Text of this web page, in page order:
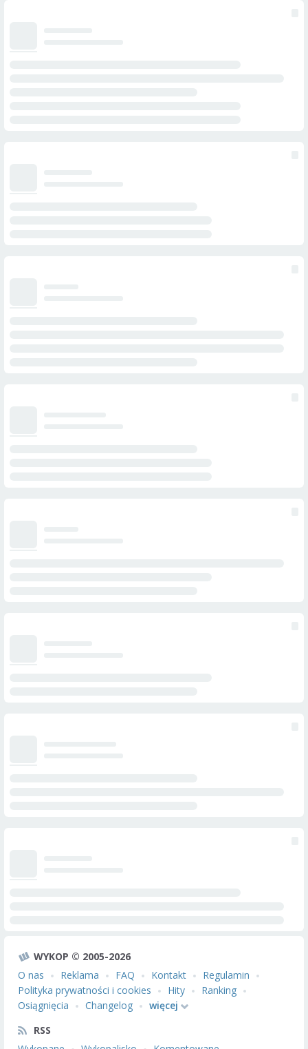
WYKOP © 2005-2026
O nas
Reklama FAQ Kontakt
Regulamin
Polityka prywatności i cookies
Hity
Ranking
Osiągnięcia
Changelog
więcej
RSS